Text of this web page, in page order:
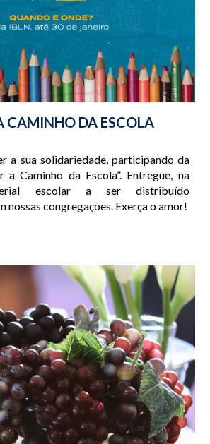
CAMINHO DA ESCOLA
a sua solidariedade, participando da
a Caminho da Escola”. Entregue, na
escolar a ser distribuído
nossas congregações. Exerça o amor!